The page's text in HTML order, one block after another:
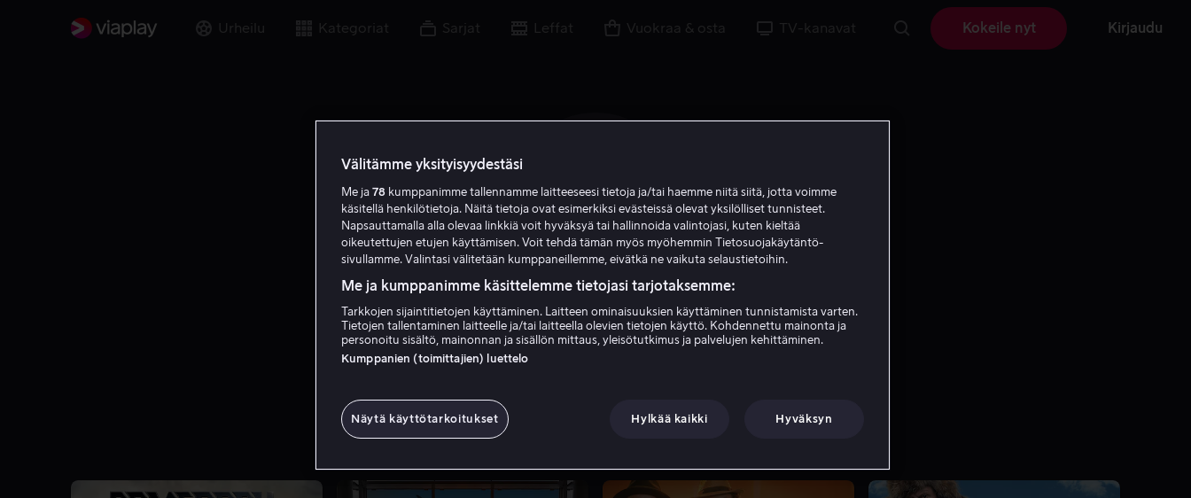
Urheilu Kategoriat Sarjat Leffat Vuokraa & osta TV-kanavat Kokeile nyt Kirjaudu
M P
Mari Perankoski
Välitämme yksityisyydestäsi
Me ja 78 kumppanimme tallennamme laitteeseesi tietoja ja/tai haemme niitä siitä, jotta voimme
käsitellä henkilötietoja. Näitä tietoja ovat esimerkiksi evästeissä olevat yksilölliset tunnisteet.
Napsauttamalla alla olevaa linkkiä voit hyväksyä tai hallinnoida valintojasi, kuten kieltää
oikeutettujen etujen käyttämisen. Voit tehdä tämän myös myöhemmin Tietosuojakäytäntö-
sivullamme. Valintasi välitetään kumppaneillemme, eivätkä ne vaikuta selaustietoihin.
Me ja kumppanimme käsittelemme tietojasi tarjotaksemme:
Tarkkojen sijaintitietojen käyttäminen. Laitteen ominaisuuksien käyttäminen tunnistamista varten.
Tietojen tallentaminen laitteelle ja/tai laitteella olevien tietojen käyttö. Kohdennettu mainonta ja
personoitu sisältö, mainonnan ja sisällön mittaus, yleisötutkimus ja palvelujen kehittäminen.
Kumppanien (toimittajien) luettelo
Näytä käyttötarkoitukset Hylkää kaikki Hyväksyn